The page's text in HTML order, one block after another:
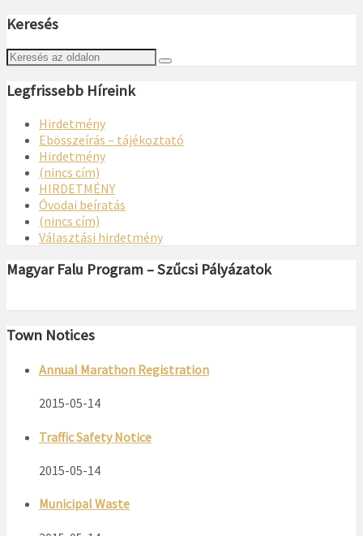
Keresés
Legfrissebb Híreink
Hirdetmény
Ebösszeírás – tájékoztató
Hirdetmény
(nincs cím)
HIRDETMÉNY
Óvodai beíratás
(nincs cím)
Választási hirdetmény
Magyar Falu Program – Szűcsi Pályázatok
Town Notices
Annual Marathon Registration
2015-05-14
Traffic Safety Notice
2015-05-14
Municipal Waste